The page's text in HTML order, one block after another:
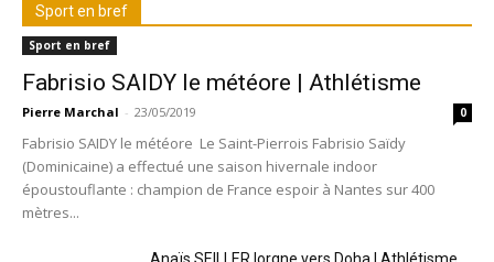
Sport en bref
Sport en bref
Fabrisio SAIDY le météore | Athlétisme
Pierre Marchal - 23/05/2019 0
Fabrisio SAIDY le météore Le Saint-Pierrois Fabrisio Saïdy
(Dominicaine) a effectué une saison hivernale indoor
époustouflante : champion de France espoir à Nantes sur 400
mètres...
Anaïs SEILLER lorgne vers Doha | Athlétisme